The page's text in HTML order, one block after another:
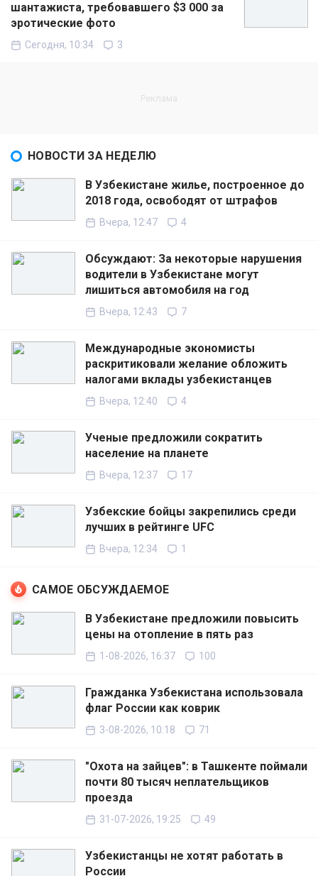
шантажиста, требовавшего $3 000 за
эротические фото
Сегодня, 10:34 3
НОВОСТИ ЗА НЕДЕЛЮ
В Узбекистане жилье, построенное до
2018 года, освободят от штрафов
Вчера, 12:47 4
Обсуждают: За некоторые нарушения
водители в Узбекистане могут
лишиться автомобиля на год
Вчера, 12:43 7
Международные экономисты
раскритиковали желание обложить
налогами вклады узбекистанцев
Вчера, 12:40 4
Ученые предложили сократить
население на планете
Вчера, 12:37 17
Узбекские бойцы закрепились среди
лучших в рейтинге UFC
Вчера, 12:34 1
САМОЕ ОБСУЖДАЕМОЕ
В Узбекистане предложили повысить
цены на отопление в пять раз
1-08-2026, 16:37 100
Гражданка Узбекистана использовала
флаг России как коврик
3-08-2026, 10:18 71
"Охота на зайцев": в Ташкенте поймали
почти 80 тысяч неплательщиков
проезда
31-07-2026, 19:25 49
Узбекистанцы не хотят работать в
России